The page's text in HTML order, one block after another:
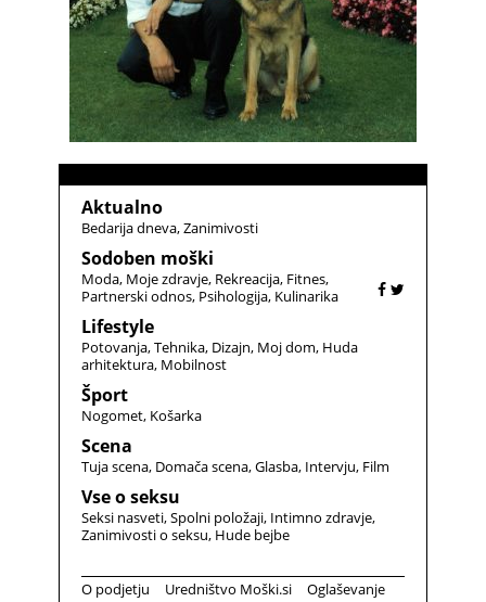
Aktualno
Bedarija dneva Zanimivosti
Sodoben moški
Moda Moje zdravje Rekreacija Fitnes
Partnerski odnos Psihologija Kulinarika
Lifestyle
Potovanja Tehnika Dizajn Moj dom Huda
arhitektura Mobilnost
Šport
Nogomet Košarka
Scena
Tuja scena Domača scena Glasba Intervju Film
Vse o seksu
Seksi nasveti Spolni položaji Intimno zdravje
Zanimivosti o seksu Hude bejbe
O podjetju Uredništvo Moški.si Oglaševanje